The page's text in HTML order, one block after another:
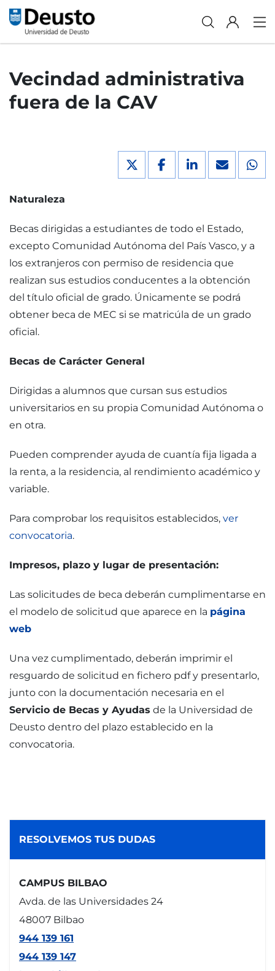
Vecindad administrativa
fuera de la CAV
Naturaleza
Becas dirigidas a estudiantes de todo el Estado,
excepto Comunidad Autónoma del País Vasco, y a
los extranjeros con permiso de residencia que
realizan sus estudios conducentes a la obtención
del título oficial de grado. Únicamente se podrá
obtener beca de MEC si se matricúla de un grado
oficial.
Becas de Carácter General
Dirigidas a alumnos que cursan sus estudios
universitarios en su propia Comunidad Autónoma o
en otra.
Pueden comprender ayuda de cuantía fija ligada a
la renta, a la residencia, al rendimiento académico y
variable.
Para comprobar los requisitos establecidos, ver
convocatoria.
Impresos, plazo y lugar de presentación:
Las solicitudes de beca deberán cumplimentarse en
el modelo de solicitud que aparece en la página
web
Una vez cumplimentado, deberán imprimir el
resguardo de solicitud en fichero pdf y presentarlo,
junto con la documentación necesaria en el
Servicio de Becas y Ayudas de la Universidad de
Deusto dentro del plazo establecido en la
convocatoria.
RESOLVEMOS TUS DUDAS
CAMPUS BILBAO
Avda. de las Universidades 24
48007 Bilbao
944 139 161
944 139 147